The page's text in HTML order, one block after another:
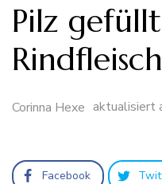
Pilz
Corinna Hexe aktualisiert
Facebook